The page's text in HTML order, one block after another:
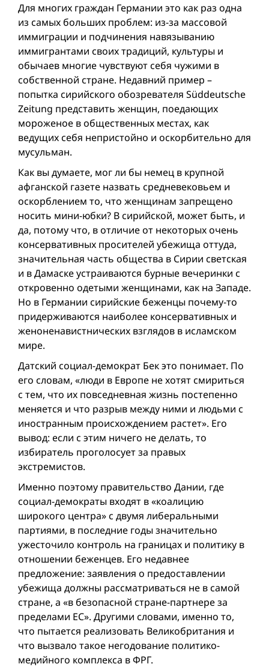
Для многих граждан Германии это как раз одна
из самых больших проблем: из-за массовой
иммиграции и подчинения навязыванию
иммигрантами своих традиций, культуры и
обычаев многие чувствуют себя чужими в
собственной стране. Недавний пример –
попытка сирийского обозревателя Süddeutsche
Zeitung представить женщин, поедающих
мороженое в общественных местах, как
ведущих себя непристойно и оскорбительно для
мусульман.
Как вы думаете, мог ли бы немец в крупной
афганской газете назвать средневековьем и
оскорблением то, что женщинам запрещено
носить мини-юбки? В сирийской, может быть, и
да, потому что, в отличие от некоторых очень
консервативных просителей убежища оттуда,
значительная часть общества в Сирии светская
и в Дамаске устраиваются бурные вечеринки с
откровенно одетыми женщинами, как на Западе.
Но в Германии сирийские беженцы почему-то
придерживаются наиболее консервативных и
женоненавистнических взглядов в исламском
мире.
Датский социал-демократ Бек это понимает. По
его словам, «люди в Европе не хотят смириться
с тем, что их повседневная жизнь постепенно
меняется и что разрыв между ними и людьми с
иностранным происхождением растет». Его
вывод: если с этим ничего не делать, то
избиратель проголосует за правых
экстремистов.
Именно поэтому правительство Дании, где
социал-демократы входят в «коалицию
широкого центра» с двумя либеральными
партиями, в последние годы значительно
ужесточило контроль на границах и политику в
отношении беженцев. Его недавнее
предложение: заявления о предоставлении
убежища должны рассматриваться не в самой
стране, а «в безопасной стране-партнере за
пределами ЕС». Другими словами, именно то,
что пытается реализовать Великобритания и
что вызвало такое негодование политико-
медийного комплекса в ФРГ.